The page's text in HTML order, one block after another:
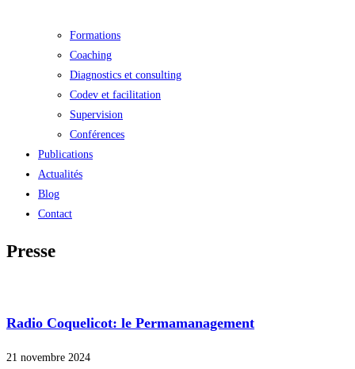
Formations
Coaching
Diagnostics et consulting
Codev et facilitation
Supervision
Conférences
Publications
Actualités
Blog
Contact
Presse
Radio Coquelicot: le Permamanagement
21 novembre 2024